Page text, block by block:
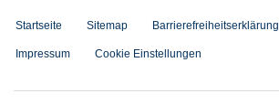
Startseite Sitemap Barrierefreiheitserklärung
Impressum Cookie Einstellungen